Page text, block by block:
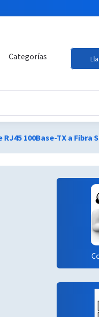
Categorías
100Base-TX a Fibra